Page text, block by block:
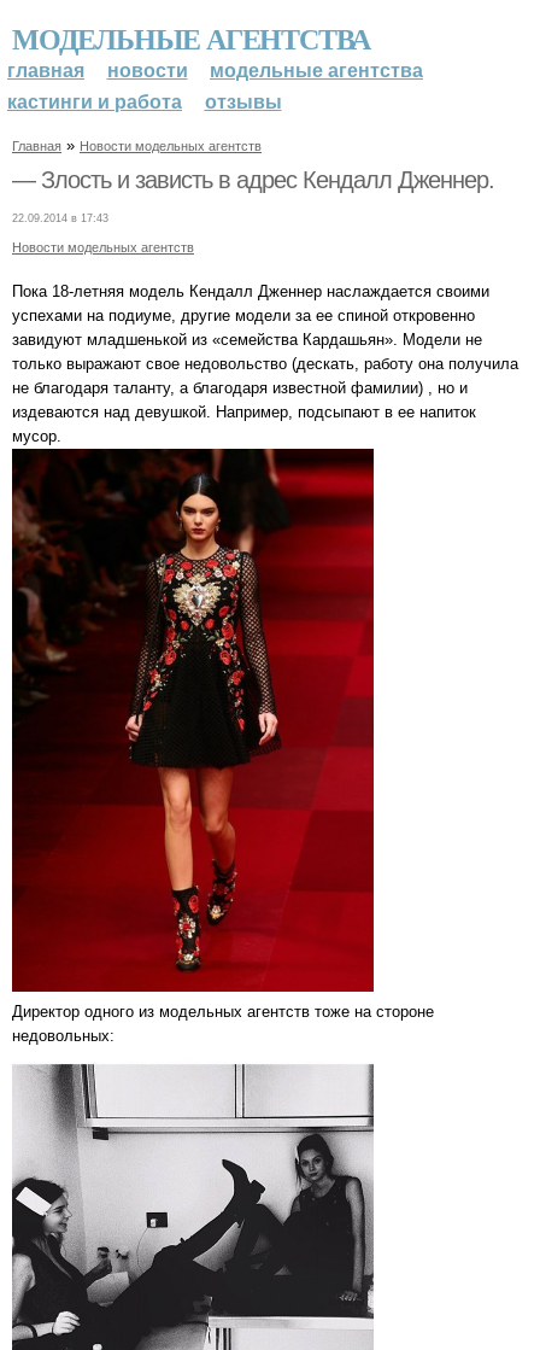
МОДЕЛЬНЫЕ АГЕНТСТВА
главная новости
модельные агентства
кастинги и работа
отзывы
Главная » Новости модельных агентств
— Злость и зависть в адрес Кендалл Дженнер.
22.09.2014 в 17:43
Новости модельных агентств
Пока 18-летняя модель Кендалл Дженнер наслаждается своими
успехами на подиуме, другие модели за ее спиной откровенно
завидуют младшенькой из «семейства Кардашьян». Модели не
только выражают свое недовольство (дескать, работу она получила
не благодаря таланту, а благодаря известной фамилии) , но и
издеваются над девушкой. Например, подсыпают в ее напиток
мусор.
Директор одного из модельных агентств тоже на стороне
недовольных: